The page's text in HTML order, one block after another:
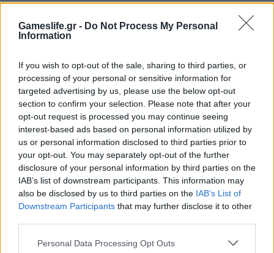
Gameslife.gr - Do Not Process My Personal
Information
If you wish to opt-out of the sale, sharing to third parties, or
processing of your personal or sensitive information for
targeted advertising by us, please use the below opt-out
section to confirm your selection. Please note that after your
opt-out request is processed you may continue seeing
interest-based ads based on personal information utilized by
us or personal information disclosed to third parties prior to
your opt-out. You may separately opt-out of the further
disclosure of your personal information by third parties on the
IAB’s list of downstream participants. This information may
also be disclosed by us to third parties on the IAB’s List of
Downstream Participants that may further disclose it to other
Personal Data Processing Opt Outs
ΝΈΑ
Free στο Epic το off-road racing:
MudRunner και ετοιμαστείτε να
κυλιστείτε στη λάσπη!
BY ΠΈΤΡΟΣ ΚΥΠΡΑΊΟΣ 26/11/2020
Μία ακόμη Πέμπτη και φυσικά το Epic Games Store δεν
θα μπορούσε να μας αφήσει χωρίς το free game της…